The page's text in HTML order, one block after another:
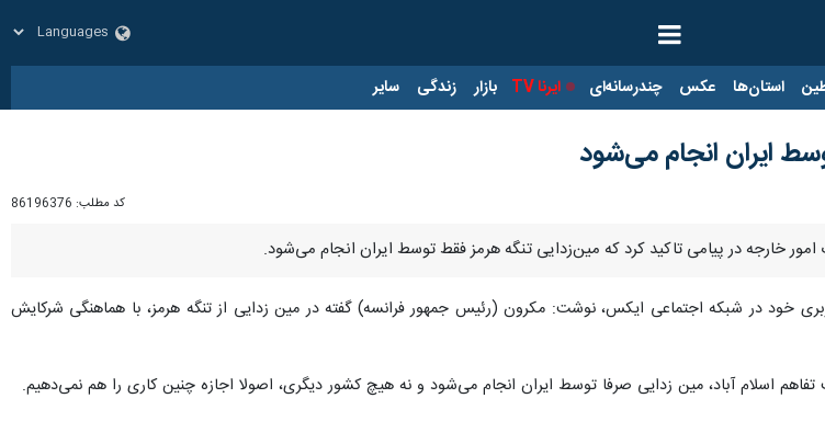
استان‌ها عکس چندرسانه‌ای ایرنا TV بازار زندگی سایر
ایران انجام می‌شود
کد مطلب: 86196376